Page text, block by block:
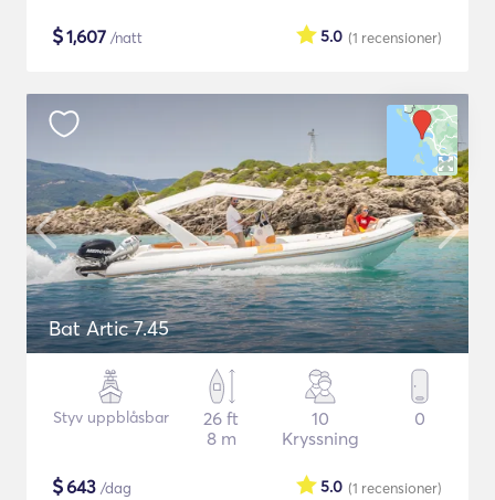
$1,607 /natt (1 recensioner)
5.0
Bat Artic 7.45
Styv uppblåsbar
26 ft
8 m
10
Kryssning
0
$643 /dag (1 recensioner)
5.0